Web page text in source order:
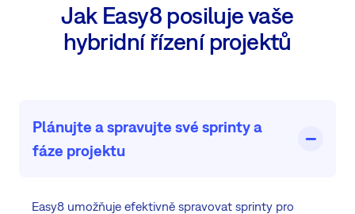
Jak Easy8 posiluje vaše
hybridní řízení projektů
Plánujte a spravujte své sprinty a
fáze projektu
Easy8 umožňuje efektivně spravovat sprinty pro